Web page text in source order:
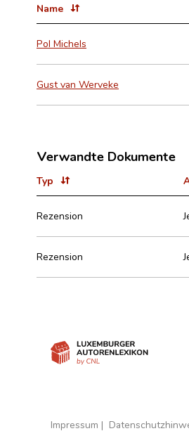
Name
Pol Michels
Gust van Werveke
Verwandte Dokumente
Typ
Rezension
Rezension
Impressum